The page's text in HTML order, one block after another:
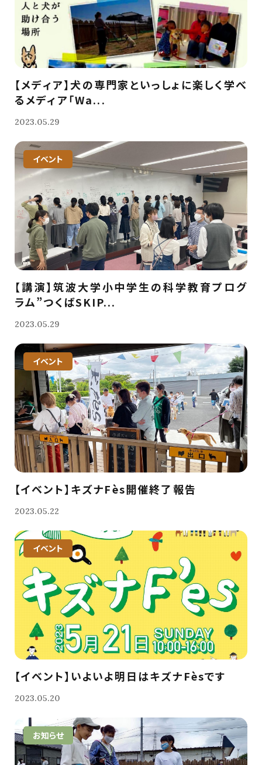
【メディア】犬の専門家といっしょに楽しく学べ
るメディア「Wa...
2023.05.29
イベント
【講演】筑波大学小中学生の科学教育プログ
ラム”つくばSKIP...
2023.05.29
イベント
【イベント】キズナFès開催終了報告
2023.05.22
イベント
【イベント】いよいよ明日はキズナFèsです
2023.05.20
お知らせ